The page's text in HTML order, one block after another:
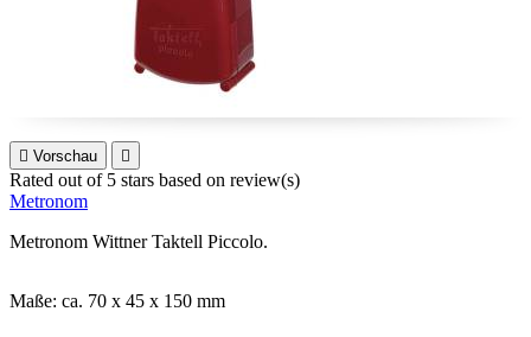
 Vorschau 
Rated out of 5 stars based on review(s)
Metronom
Metronom Wittner Taktell Piccolo.
Maße: ca. 70 x 45 x 150 mm